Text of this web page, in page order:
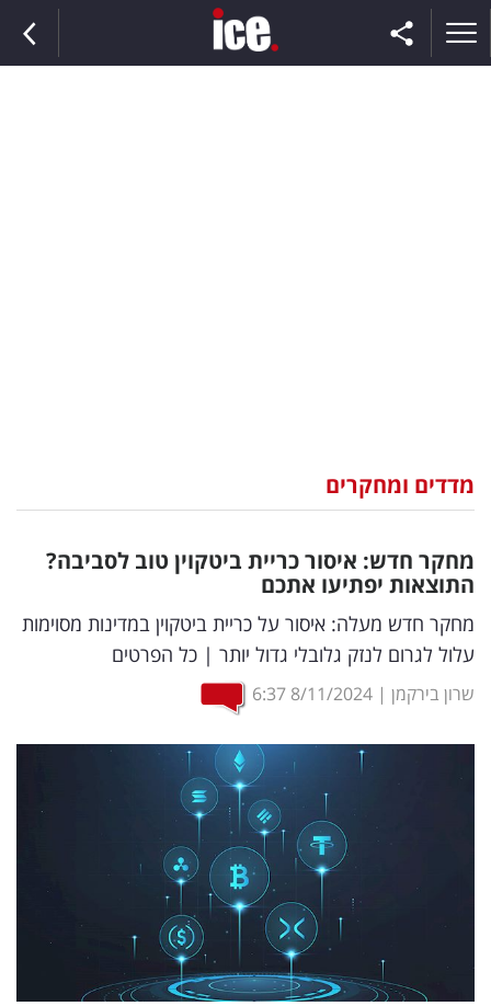
וצרכנות
דיגיטל
וטק
שיווק
ופרסום
משפט
עסקית
מדדים ומחקרים
מחקר חדש: איסור כריית ביטקוין טוב לסביבה?
התוצאות יפתיעו אתכם
מחקר חדש מעלה: איסור על כריית ביטקוין במדינות מסוימות
עלול לגרום לנזק גלובלי גדול יותר | כל הפרטים
שרון בירקמן |
8/11/2024
6:37